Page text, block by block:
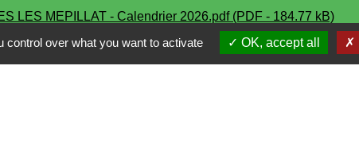
LES MEPILLAT - Calendrier 2026.pdf (PDF - 184.77 kB)
over what you want to activate OK, accept all